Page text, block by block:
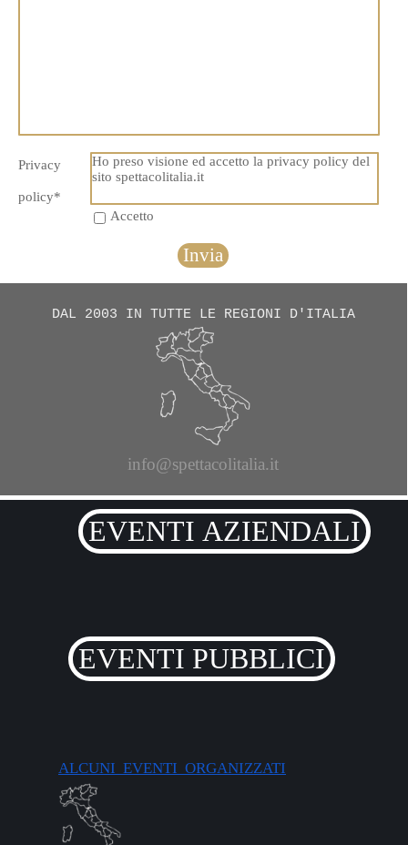
Privacy
policy*
Ho preso visione ed accetto la privacy policy del
sito spettacolitalia.it
Accetto
DAL 2003 IN TUTTE LE REGIONI D'ITALIA
info@spettacolitalia.it
EVENTI AZIENDALI
EVENTI PUBBLICI
ALCUNI EVENTI ORGANIZZATI